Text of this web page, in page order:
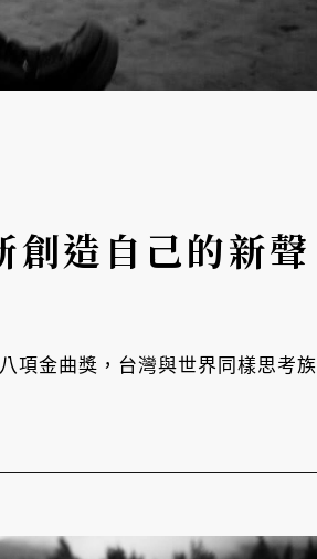
創造自己的新聲
項金曲獎，台灣與世界同樣思考族